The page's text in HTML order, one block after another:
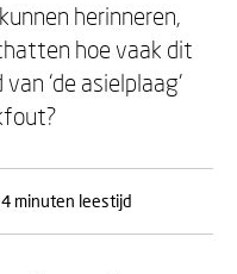
herinneren,
hoe vaak dit
‘de asielplaag’
minuten leestijd